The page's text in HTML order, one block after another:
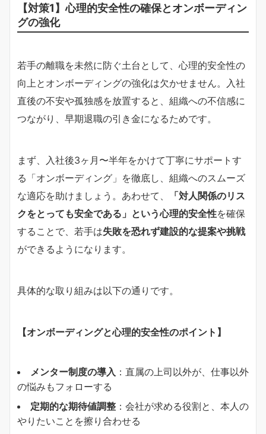
【対策1】心理的安全性の確保とオンボーディン
グの強化
若手の離職を未然に防ぐ土台として、心理的安全性の
向上とオンボーディングの強化は欠かせません。入社
直後の不安や孤独感を放置すると、組織への不信感に
つながり、早期退職の引き金になるためです。
まず、入社後3ヶ月〜半年をかけて丁寧にサポートす
る「オンボーディング」を徹底し、組織へのスムーズ
な適応を助けましょう。あわせて、
「対人関係のリス
クをとっても安全である」という心理的安全性を確保
することで、若手は失敗を恐れず建設的な提案や挑戦
ができるようになります。
具体的な取り組みは以下の通りです。
【オンボーディングと心理的安全性のポイント】
メンター制度の導入 ：直属の上司以外が、仕事以外
の悩みもフォローする
定期的な期待値調整 ：会社が求める役割と、本人の
やりたいことを擦り合わせる